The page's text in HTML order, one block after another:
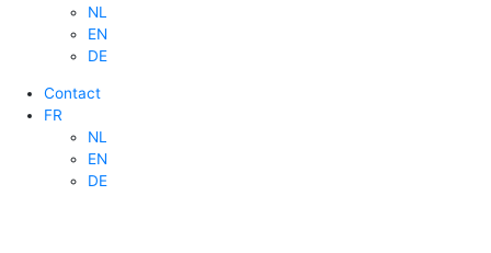
NL
EN
DE
Contact
FR
NL
EN
DE